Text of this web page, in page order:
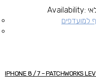
Availability:
למועדפים